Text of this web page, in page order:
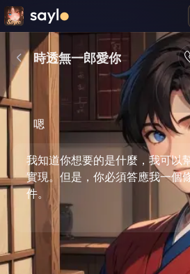
時透無一郎愛你
嗯
我知道你想要的是什麼，我可以
實現。但是，你必須答應我一個
件。